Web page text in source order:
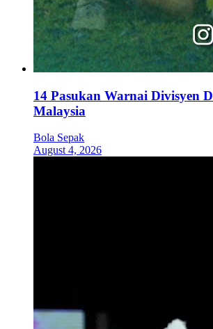
14 Pasukan Warnai Divisyen
Malaysia
Bola Sepak
August 4, 2026